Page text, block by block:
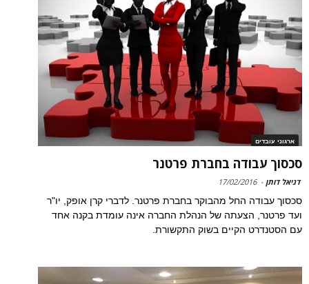
ארגוני עובדים
סכסוך עבודה בחברת פרטנר
דניאל דותן -
17/02/2016
סכסוך עבודה החל מהבוקר בחברת פרטנר. לדברי קרן אופק, יו"ר
ועד פרטנר, הצעתה של הנהלת החברה אינה עומדת בקנה אחד
עם הסטנדרט הקיים בשוק התקשורת.